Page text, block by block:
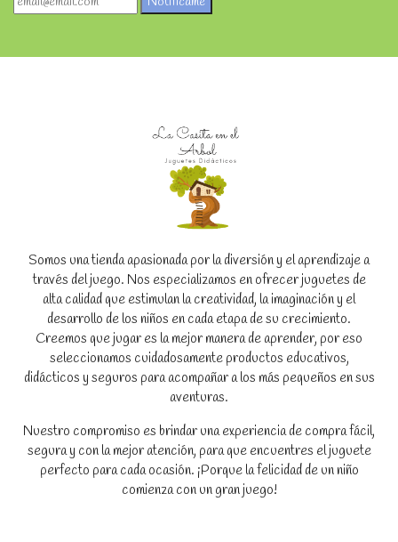
Somos una tienda apasionada por la diversión y el aprendizaje a
través del juego. Nos especializamos en ofrecer juguetes de
alta calidad que estimulan la creatividad, la imaginación y el
desarrollo de los niños en cada etapa de su crecimiento.
Creemos que jugar es la mejor manera de aprender, por eso
seleccionamos cuidadosamente productos educativos,
didácticos y seguros para acompañar a los más pequeños en sus
aventuras.
Nuestro compromiso es brindar una experiencia de compra fácil,
segura y con la mejor atención, para que encuentres el juguete
perfecto para cada ocasión. ¡Porque la felicidad de un niño
comienza con un gran juego!